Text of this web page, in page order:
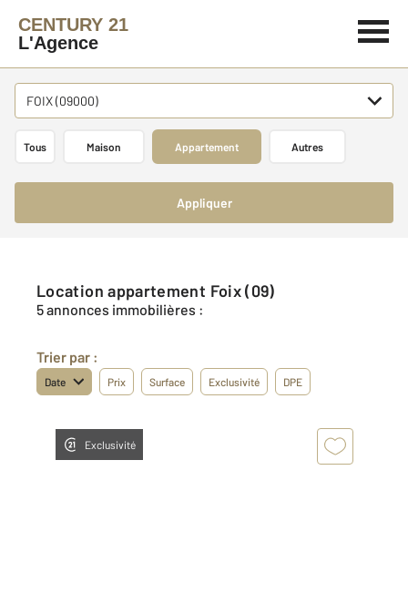
CENTURY 21
L'Agence
FOIX (09000)
Tous Maison Appartement Autres
Appliquer
Location appartement Foix (09)
5 annonces immobilières :
Trier par :
Date Prix Surface Exclusivité DPE
Exclusivité